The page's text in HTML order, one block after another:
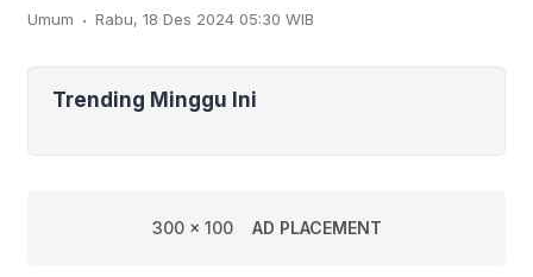
Silat ke-20 dan Kejuaraan Dunia
Umum . Rabu, 18 Des 2024 05:30 WIB
Trending Minggu Ini
300 x 100 AD PLACEMENT